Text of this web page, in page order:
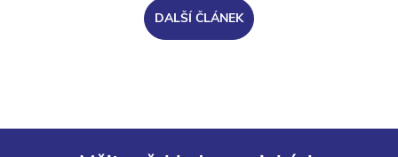
DALŠÍ ČLÁNEK